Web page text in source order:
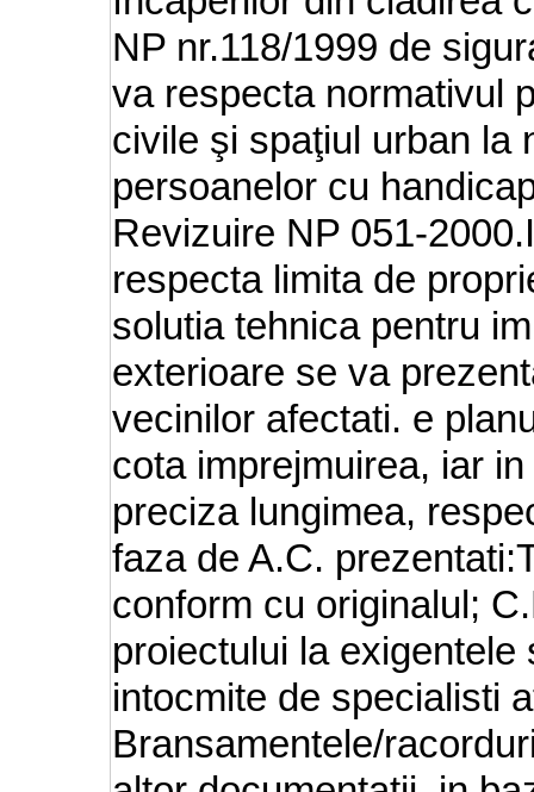
NP nr.118/1999 de
va respecta normativul
civile şi spaţiul urban la
persoanelor cu
Revizuire NP 051-
respecta limita de
solutia tehnica pentru
exterioare se va
vecinilor afectati. e
cota imprejmuirea, iar
preciza lungimea,
faza de A.C.
conform cu originalul;
proiectului la
intocmite de specialisti
Bransamentele/